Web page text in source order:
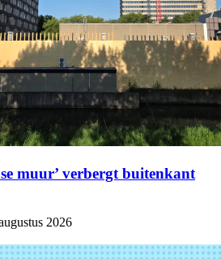
muur’ verbergt buitenkant
2026